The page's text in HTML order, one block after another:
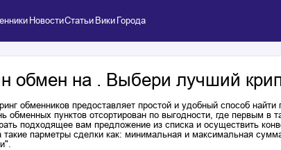
НовостиСтатьи Вики Города
обмен на . Выбери лучший
обменников предоставляет простой и удобный способ
обменных пунктов отсортирован по выгодности, где первым
подходящее вам предложение из списка и осуществить
такие парметры сделки как: минимальная и максимальная